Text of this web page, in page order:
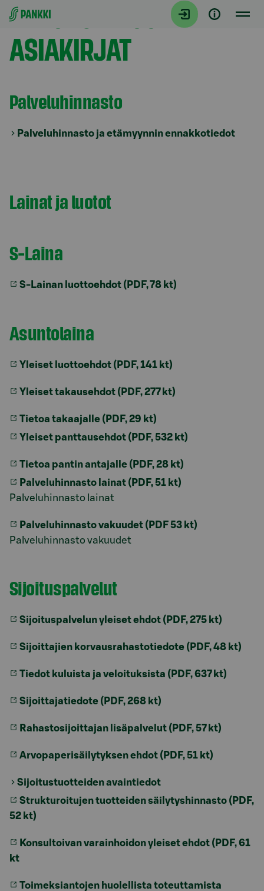
Siirry suoraan sisältöön
EHDOT JA MUUT
ASIAKIRJAT
Model.AnchorLinkTargetDescription
Palveluhinnasto
Palveluhinnasto ja etämyynnin ennakkotiedot
Lainat ja luotot
S-Laina
S-Lainan luottoehdot (PDF, 78 kt)
Asuntolaina
Yleiset luottoehdot (PDF, 141 kt)
Yleiset takausehdot (PDF, 277 kt)
Tietoa takaajalle (PDF, 29 kt)
Yleiset panttausehdot (PDF, 532 kt)
Tietoa pantin antajalle (PDF, 28 kt)
Palveluhinnasto lainat (PDF, 51 kt)
Palveluhinnasto lainat
Palveluhinnasto vakuudet (PDF 53 kt)
Palveluhinnasto vakuudet
Model.AnchorLinkTargetDescription Sijoituspalvelut
Sijoituspalvelut
Sijoituspalvelun yleiset ehdot (PDF, 275 kt)
Sijoittajien korvausrahastotiedote (PDF, 48 kt)
Tiedot kuluista ja veloituksista (PDF, 637 kt)
Sijoittajatiedote (PDF, 268 kt)
Rahastosijoittajan lisäpalvelut (PDF, 57 kt)
Arvopaperisäilytyksen ehdot (PDF, 51 kt)
Sijoitustuotteiden avaintiedot
Strukturoitujen tuotteiden säilytyshinnasto (PDF,
52 kt)
Konsultoivan varainhoidon yleiset ehdot (PDF, 61
kt
Toimeksiantojen huolellista toteuttamista